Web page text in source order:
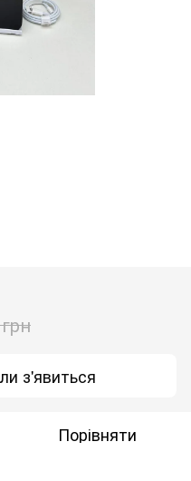
з'явиться
Порівняти